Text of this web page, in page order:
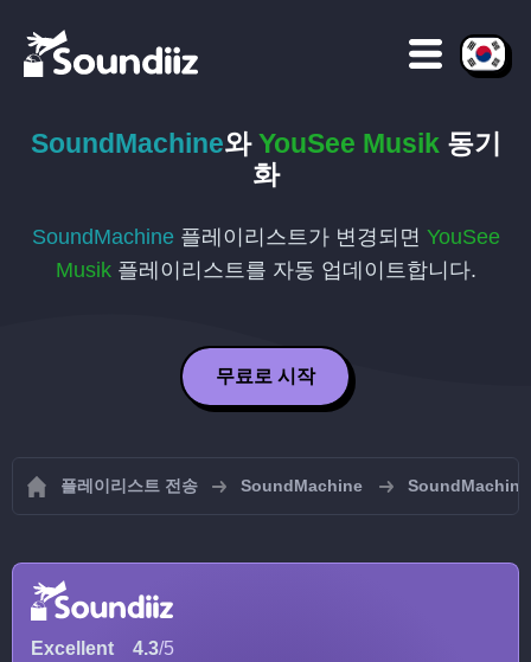
SoundMachine와YouSee Musik 동기
화
SoundMachine 플레이리스트가 변경되면 YouSee
Musik플레이리스트를 자동 업데이트합니다.
무료로 시작
플레이리스트 전송 SoundMachine SoundMachine
Excellent 4.3/5